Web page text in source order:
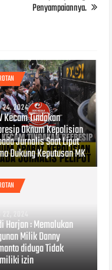
Penyampaiannya.
24, 2024
Kecam Tindakan
Oknum Kepolisian
Jurnalis Saat Liput
Dukung Keputusan MK
22, 2024
Harjan : Memalukan
Milik Danny
diduga Tidak
izin